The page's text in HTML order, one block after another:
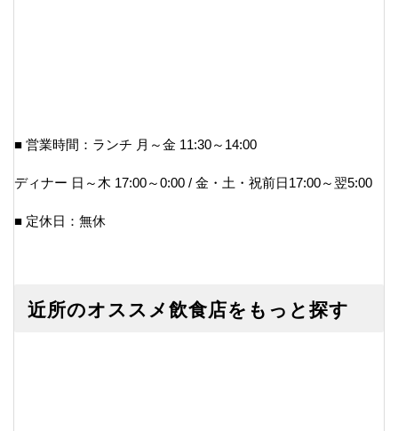
■ 営業時間：ランチ 月～金 11:30～14:00
ディナー 日～木 17:00～0:00 / 金・土・祝前日17:00～翌5:00
■ 定休日：無休
近所のオススメ飲食店をもっと探す